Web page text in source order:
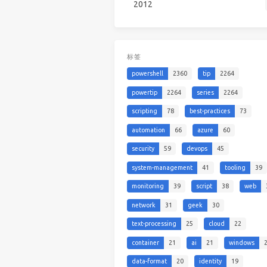
2012
标签
powershell 2360 tip 2264
powertip 2264 series 2264
scripting 78 best-practices 73
automation 66 azure 60
security 59 devops 45
system-management 41 tooling 39
monitoring 39 script 38 web
network 31 geek 30
text-processing 25 cloud 22
container 21 ai 21 windows
data-format 20 identity 19